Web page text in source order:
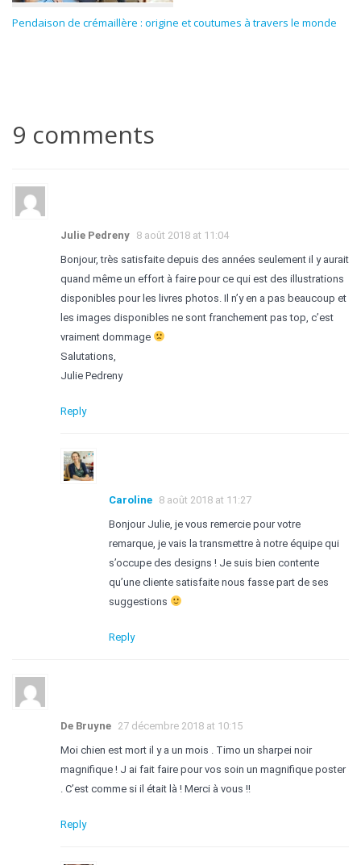
Pendaison de crémaillère : origine et coutumes à travers le monde
9 comments
Julie Pedreny 8 août 2018 at 11:04
Bonjour, très satisfaite depuis des années seulement il y aurait
quand même un effort à faire pour ce qui est des illustrations
disponibles pour les livres photos. Il n’y en a pas beaucoup et
les images disponibles ne sont franchement pas top, c’est
vraiment dommage
Salutations,
Julie Pedreny
Reply
Caroline 8 août 2018 at 11:27
Bonjour Julie, je vous remercie pour votre
remarque, je vais la transmettre à notre équipe qui
s’occupe des designs ! Je suis bien contente
qu’une cliente satisfaite nous fasse part de ses
suggestions
Reply
De Bruyne 27 décembre 2018 at 10:15
Moi chien est mort il y a un mois . Timo un sharpei noir
magnifique ! J ai fait faire pour vos soin un magnifique poster
. C’est comme si il était là ! Merci à vous !!
Reply